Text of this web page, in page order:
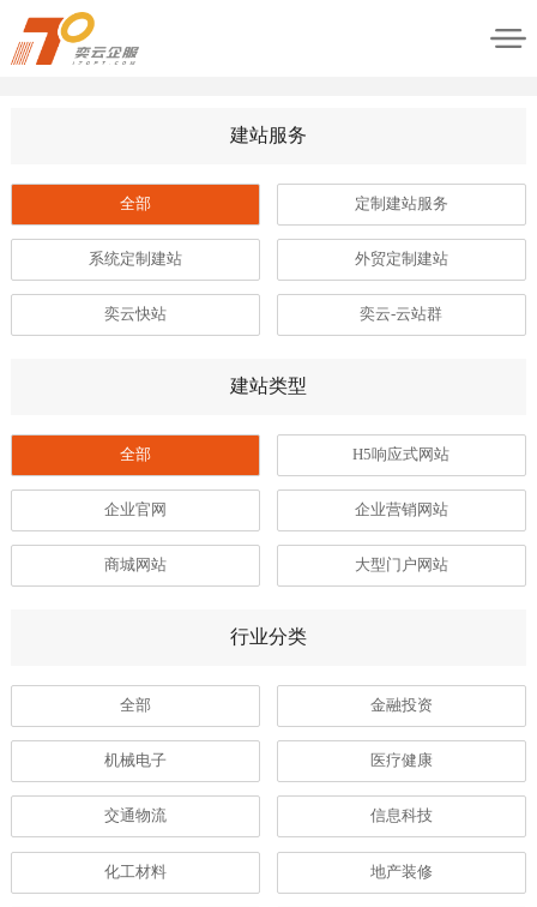
建站服务
全部 定制建站服务
系统定制建站 外贸定制建站
奕云快站 奕云-云站群
建站类型
全部 H5响应式网站
企业官网 企业营销网站
商城网站 大型门户网站
行业分类
全部 金融投资
机械电子 医疗健康
交通物流 信息科技
化工材料 地产装修